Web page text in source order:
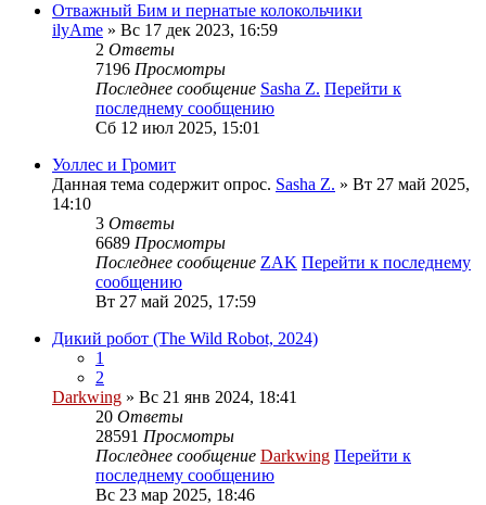
Отважный Бим и пернатые колокольчики
ilyAme » Вс 17 дек 2023, 16:59
2 Ответы
7196 Просмотры
Последнее сообщение Sasha Z. Перейти к
последнему сообщению
Сб 12 июл 2025, 15:01
Уоллес и Громит
Данная тема содержит опрос. Sasha Z. » Вт 27 май 2025,
14:10
3 Ответы
6689 Просмотры
Последнее сообщение ZAK Перейти к последнему
сообщению
Вт 27 май 2025, 17:59
Дикий робот (The Wild Robot, 2024)
1
2
Darkwing » Вс 21 янв 2024, 18:41
20 Ответы
28591 Просмотры
Последнее сообщение Darkwing Перейти к
последнему сообщению
Вс 23 мар 2025, 18:46